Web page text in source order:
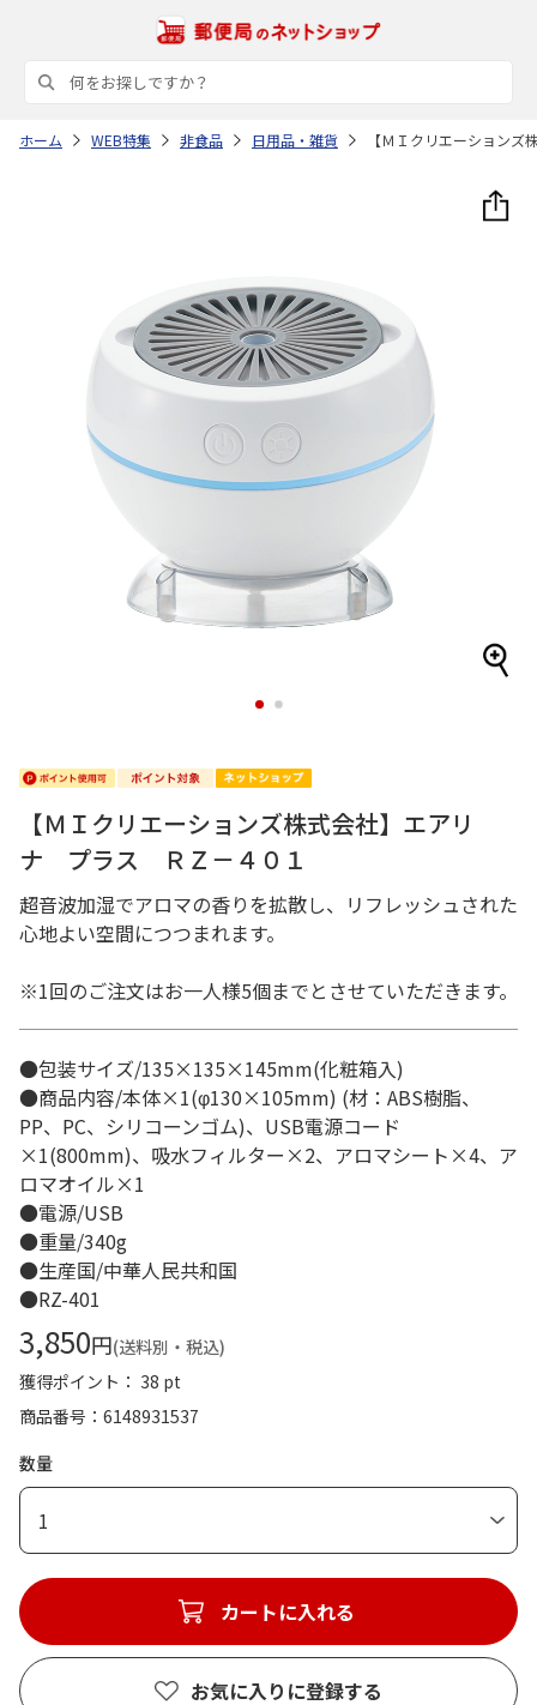
ホーム WEB特集 非食品 日用品・雑貨 【ＭＩクリエーション
1 2
【ＭＩクリエーションズ株式会社】エアリ
ナ プラス ＲＺ－４０１
超音波加湿でアロマの香りを拡散し、リフレッシュされた
心地よい空間につつまれます。
※1回のご注文はお一人様5個までとさせていただきます。
●包装サイズ/135×135×145mm(化粧箱入)
●商品内容/本体×1(φ130×105mm) (材：ABS樹脂、
PP、PC、シリコーンゴム)、USB電源コード
×1(800mm)、吸水フィルター×2、アロマシート×4、ア
ロマオイル×1
●電源/USB
●重量/340g
●生産国/中華人民共和国
●RZ-401
3,850円(送料別・税込)
獲得ポイント： 38 pt
商品番号
6148931537
数量
1
カートに入れる
お気に入りに登録する